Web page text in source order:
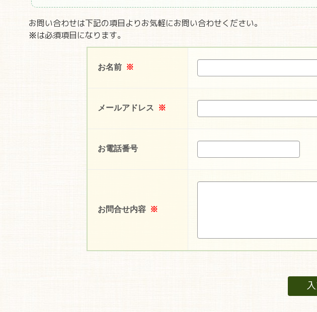
お問い合わせは下記の項目よりお気軽にお問い合わせください。
※は必須項目になります。
お名前 ※
メールアドレス ※
お電話番号
お問合せ内容 ※